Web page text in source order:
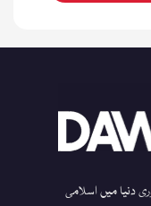
دنیا میں اسلامی